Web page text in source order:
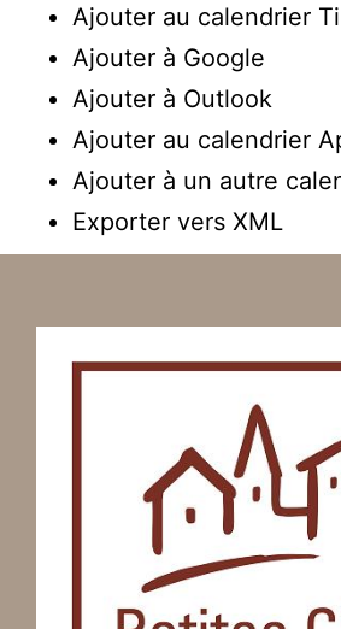
Ajouter au calendrier
Ajouter à Google
Ajouter à Outlook
Ajouter au calendrier
Ajouter à un autre
Exporter vers XML